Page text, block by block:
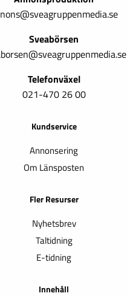
Sveabörsen
Telefonväxel
021-470 26 00
Kundservice
Annonsering
Om Länsposten
Fler Resurser
Nyhetsbrev
Taltidning
E-tidning
Innehåll